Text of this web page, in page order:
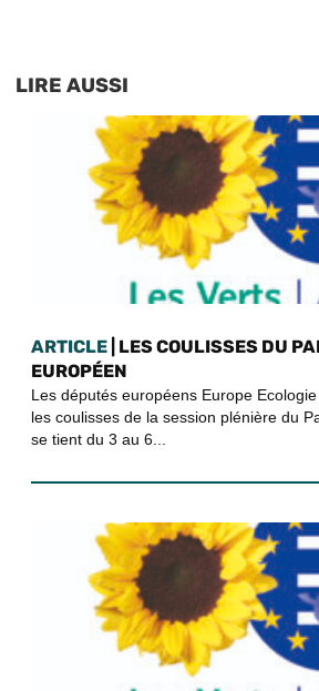
LIRE AUSSI
ARTICLE | LES COULISSES DU
EUROPÉEN
Les députés européens Europe
les coulisses de la session plénière du
se tient du 3 au 6...